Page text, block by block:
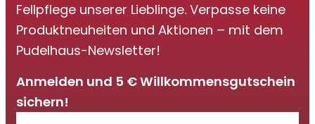
Fellpflege unserer Lieblinge. Verpasse keine
Produktneuheiten und Aktionen – mit dem
Pudelhaus-Newsletter!
Anmelden und 5 € Willkommensgutschein
sichern!